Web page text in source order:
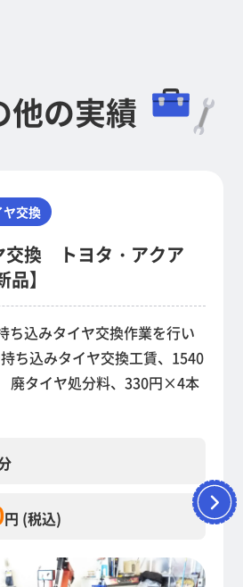
他の実績
ヤ交換
交換 トヨタ・アクア
】
ち込みタイヤ交換作業を行い
ち込みタイヤ交換工賃、1540
廃タイヤ処分料、330円×4本
円 (税込)